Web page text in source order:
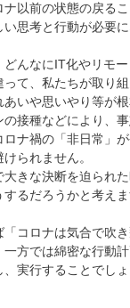
以前の状態の戻る
思考と行動が必要に
んなにIT化やリモ
て、私たちが取り組
あいや思いやり等が
の接種などにより、
ロナ禍の 「非日常 」
けられません。
きな決断を迫られ
るだろうかと考えま
コロナは気合で吹
方では綿密な行動
実行することでしょ